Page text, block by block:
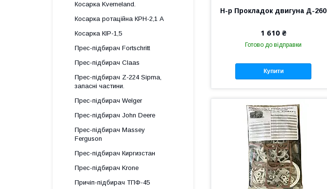
Н-р Прокладок двигуна Д-260
1 610 ₴
Готово до відправки
Купити
Косарка Kverneland.
Косарка ротаційна КРН-2,1 А
Косарка КІР-1,5
Прес-підбирач Fortschritt
Прес-підбирач Claas
Прес-підбирач Z-224 Sipma,
запасні частини.
Прес-підбирач Welger
Прес-підбирач John Deere
Прес-підбирач Massey
Ferguson
Прес-підбирач Киргизстан
Прес-підбирач Krone
Причіп-підбирач ТПФ-45